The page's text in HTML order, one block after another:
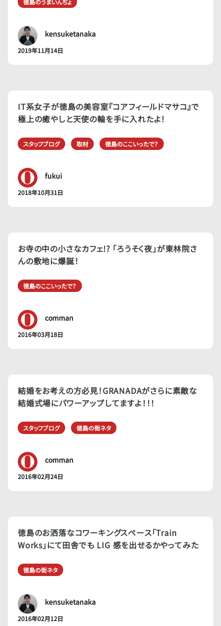
kensuketanaka
2019年11月14日
IT系女子が徳島の美容室『コアフィールドマサコ』で
極上の癒やしと天使の輪を手に入れたよ！
スタッフブログ 取材 徳島のここいったで？
fukui
2018年10月31日
お寺の中の小さなカフェ!? 「ろうそく夜」が東林院さ
んの敷地に爆誕！
徳島のここいったで？
comman
2016年03月18日
結婚をお考えの方必見！GRANADAがさらに素敵な
結婚式場にパワーアップしてますよ！！！
スタッフブログ 徳島の街ネタ
comman
2016年02月24日
徳島のお洒落なコワーキングスペース「Train
Works」にて田舎でも LIG 感を出せるかやってみた
徳島の街ネタ
kensuketanaka
2016年02月12日